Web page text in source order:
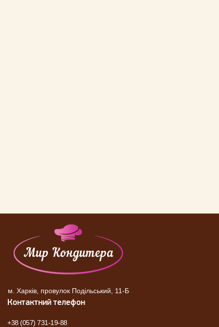
м. Харків, провулок Подільський, 11-Б
Контактний телефон
+38 (057) 731-19-88